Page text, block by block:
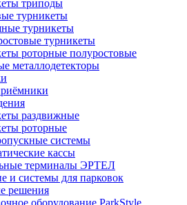
триподы
турникеты
турникеты
турникеты
роторные полуростовые
металлодетекторы
раздвижные
роторные
системы
кассы
терминалы ЭРТЕЛ
и системы для парковок
решения
оборудование ParkStyle